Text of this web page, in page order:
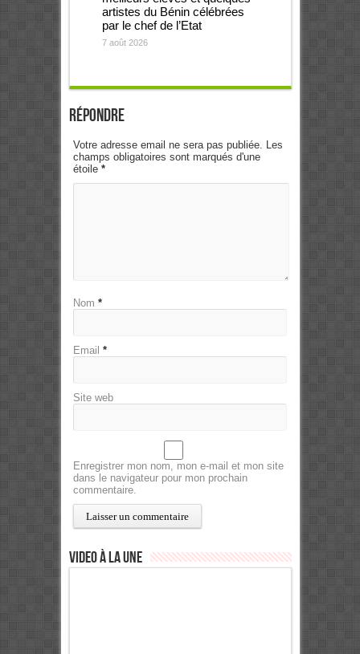
artistes du Bénin célébrées
par le chef de l’Etat
7 août 2026
Répondre
Votre adresse email ne sera pas publiée. Les
champs obligatoires sont marqués d'une
étoile *
Nom *
Email *
Site web
Enregistrer mon nom, mon e-mail et mon site
dans le navigateur pour mon prochain
commentaire.
Video à la Une